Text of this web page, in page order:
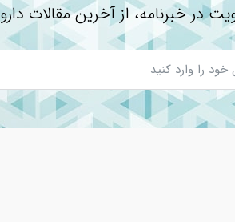
در خبرنامه، از آخرین مقالات